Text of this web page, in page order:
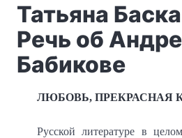
Татьяна
Речь об
Бабикове
ЛЮБОВЬ, ПРЕКРАСНАЯ
Русской литературе в